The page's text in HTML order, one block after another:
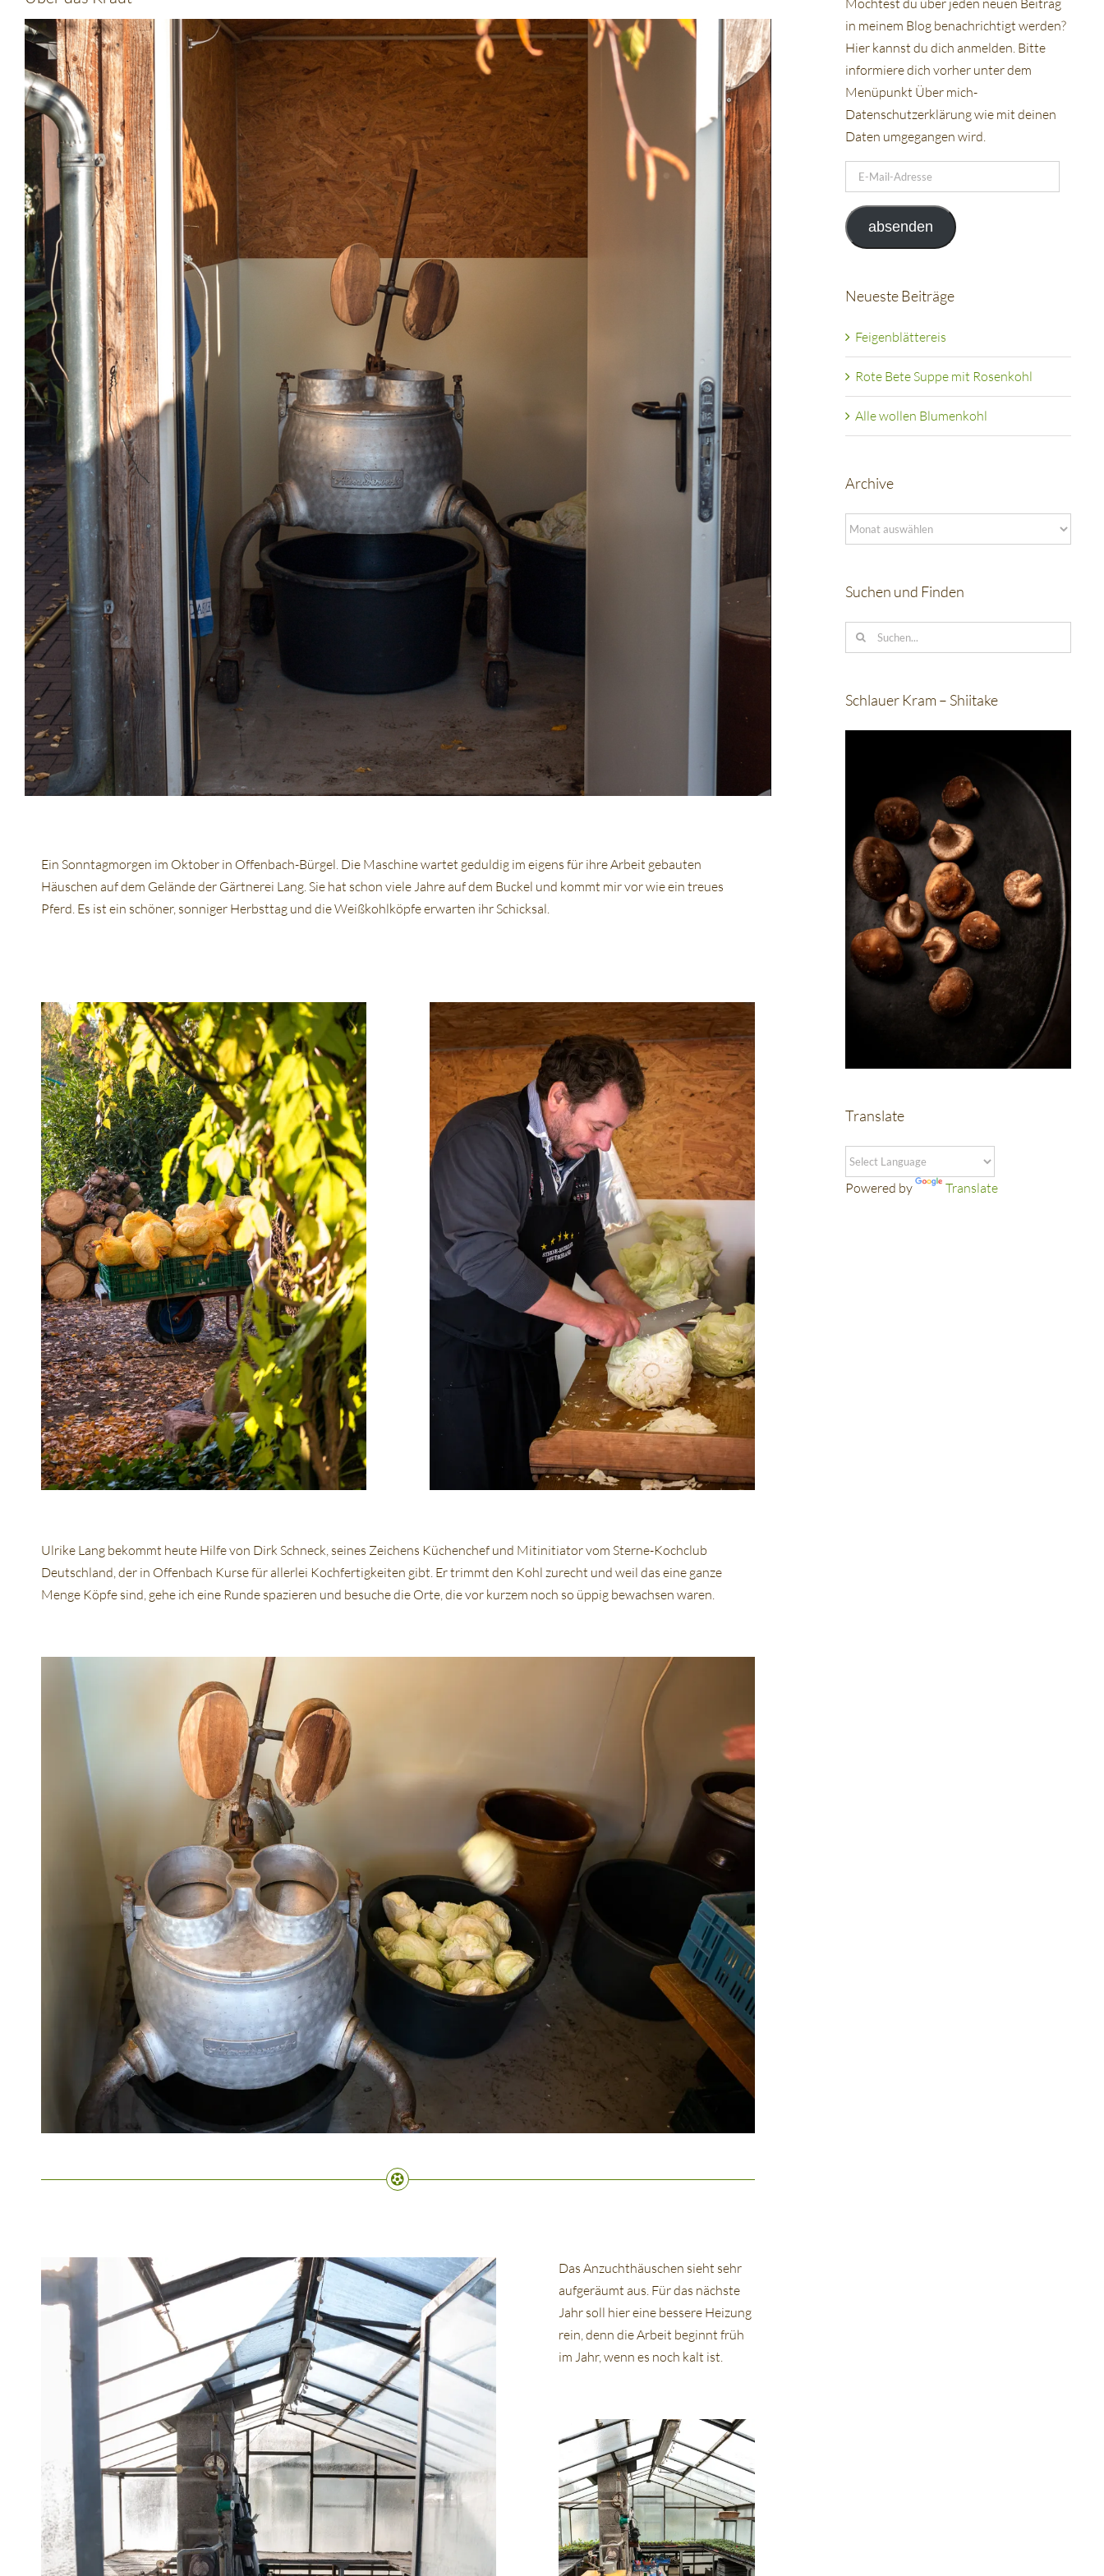
Zeige
grösseres
Bild
Ein Sonntagmorgen im Oktober in Offenbach-Bürgel. Die Maschine wartet geduldig im eigens für ihre Arbeit gebauten
Häuschen auf dem Gelände der Gärtnerei Lang. Sie hat schon viele Jahre auf dem Buckel und kommt mir vor wie ein treues
Pferd. Es ist ein schöner, sonniger Herbsttag und die Weißkohlköpfe erwarten ihr Schicksal.
Ulrike Lang bekommt heute Hilfe von Dirk Schneck, seines Zeichens Küchenchef und Mitinitiator vom Sterne-Kochclub
Deutschland, der in Offenbach Kurse für allerlei Kochfertigkeiten gibt. Er trimmt den Kohl zurecht und weil das eine ganze
Menge Köpfe sind, gehe ich eine Runde spazieren und besuche die Orte, die vor kurzem noch so üppig bewachsen waren.
Das Anzuchthäuschen sieht sehr
aufgeräumt aus. Für das nächste
Jahr soll hier eine bessere Heizung
rein, denn die Arbeit beginnt früh
im Jahr, wenn es noch kalt ist.
in meinem Blog benachrichtigt werden?
Hier kannst du dich anmelden. Bitte
informiere dich vorher unter dem
Menüpunkt Über mich-
Datenschutzerklärung wie mit deinen
Daten umgegangen wird.
Mail-
Adresse
absenden
Neueste Beiträge
Feigenblättereis
Rote Bete Suppe mit Rosenkohl
Alle wollen Blumenkohl
Archive
Archive
Suchen und Finden
Suche
nach:
Schlauer Kram – Shiitake
Translate
Powered by Translate